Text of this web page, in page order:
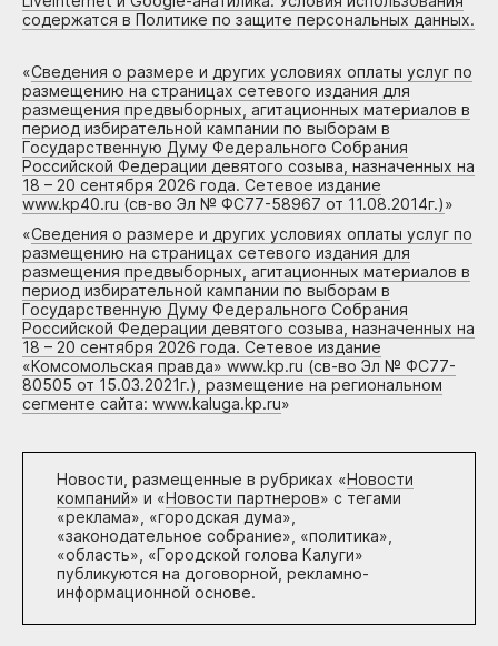
содержатся в Политике по защите персональных данных.
«Сведения о размере и других условиях оплаты услуг по
размещению на страницах сетевого издания для
размещения предвыборных, агитационных материалов в
период избирательной кампании по выборам в
Государственную Думу Федерального Собрания
Российской Федерации девятого созыва, назначенных на
18 – 20 сентября 2026 года. Сетевое издание
www.kp40.ru (св-во Эл № ФС77-58967 от 11.08.2014г.)»
«Сведения о размере и других условиях оплаты услуг по
размещению на страницах сетевого издания для
размещения предвыборных, агитационных материалов в
период избирательной кампании по выборам в
Государственную Думу Федерального Собрания
Российской Федерации девятого созыва, назначенных на
18 – 20 сентября 2026 года. Сетевое издание
«Комсомольская правда» www.kp.ru (св-во Эл № ФС77-
80505 от 15.03.2021г.), размещение на региональном
сегменте сайта: www.kaluga.kp.ru»
Новости, размещенные в рубриках «Новости
компаний» и «Новости партнеров» с тегами
«реклама», «городская дума»,
«законодательное собрание», «политика»,
«область», «Городской голова Калуги»
публикуются на договорной, рекламно-
информационной основе.